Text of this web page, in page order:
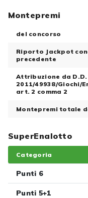
Montepremi
del concorso
Riporto Jackpot
precedente
Attribuzione da D.D.
2011/49938/Giochi/
art. 2 comma 2
Montepremi totale
SuperEnalotto
Categoria
Punti 6
Punti 5+1